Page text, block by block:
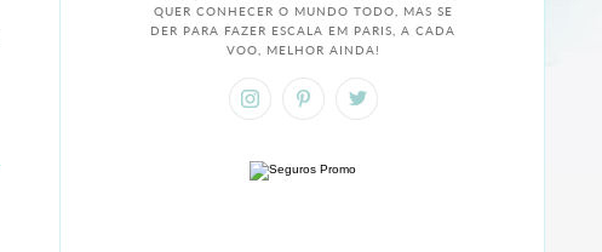
QUER CONHECER O MUNDO TODO, MAS SE
DER PARA FAZER ESCALA EM PARIS, A CADA
VOO, MELHOR AINDA!